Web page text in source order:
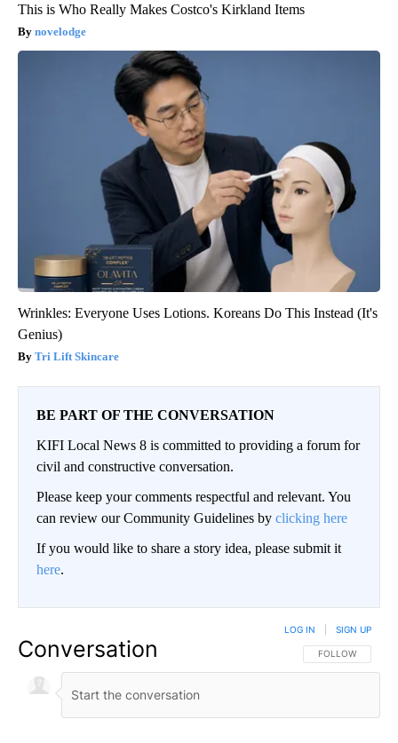
This is Who Really Makes Costco's Kirkland Items
novelodge
Wrinkles: Everyone Uses Lotions. Koreans Do This Instead (It's
Genius)
Tri Lift Skincare
BE PART OF THE CONVERSATION
KIFI Local News 8 is committed to providing a forum for
civil and constructive conversation.
Please keep your comments respectful and relevant. You
can review our Community Guidelines by clicking here
If you would like to share a story idea, please submit it
here.
Conversation FOLLOW THIS
FOLLOW
LOG IN SIGN UP